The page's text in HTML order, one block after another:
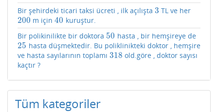
Bir şehirdeki ticari taksi ücreti , ilk açılışta 3
3 TL ve her
200
200 m için40
40 kuruştur.
Bir polikinilikte bir doktora 50
50 hasta , bir hemşireye de
25
25 hasta düşmektedir. Bu poliklinikteki doktor , hemşire
ve hasta sayılarının toplamı 318
318 old.göre , doktor sayısı
kaçtır ?
Tüm kategoriler